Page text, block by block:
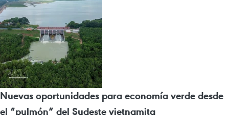
Nuevas oportunidades para economía verde desde
el “pulmón” del Sudeste vietnamita